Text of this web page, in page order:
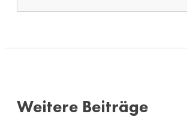
Weitere Beiträge